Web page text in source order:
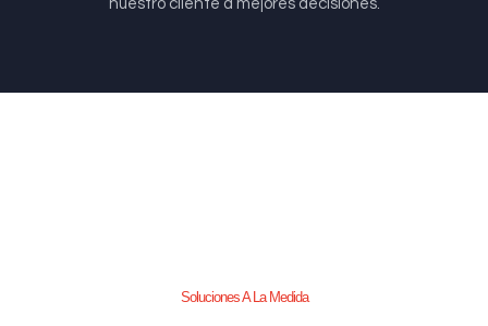
nuestro cliente a mejores decisiones.
Soluciones A La Medida